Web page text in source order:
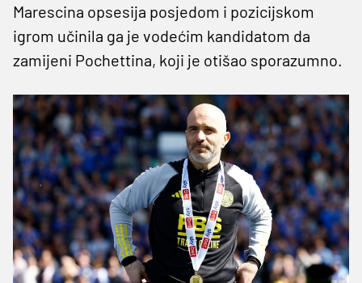
Marescina opsesija posjedom i pozicijskom
igrom učinila ga je vodećim kandidatom da
zamijeni Pochettina, koji je otišao sporazumno.